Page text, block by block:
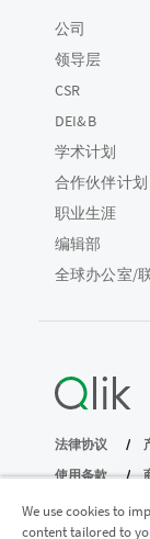
公司
领导层
CSR
DEI&B
学术计划
合作伙伴计划
职业生涯
编辑部
全球办公室/
法律协议
使用条款
版权所有 ©
We use cookies to
content tailored to